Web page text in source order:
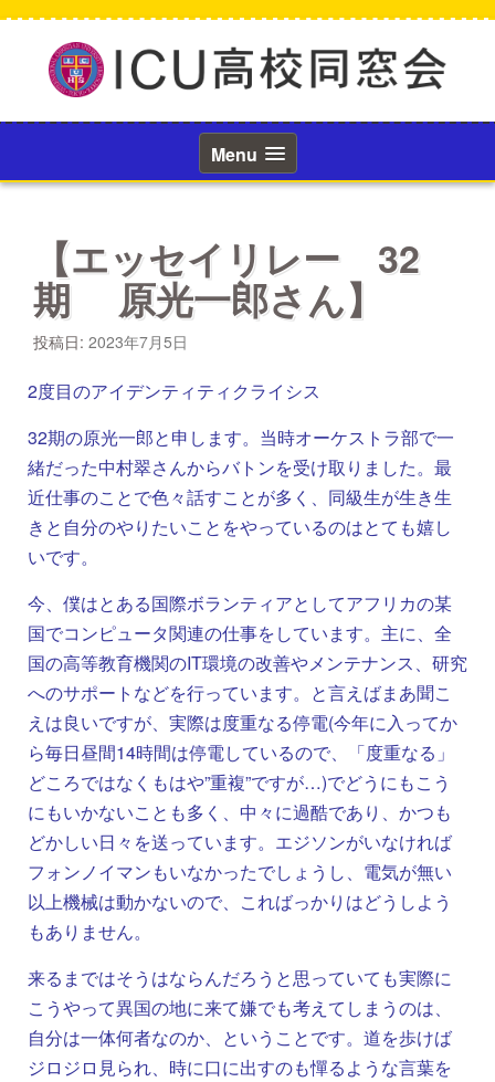
へ
ッ
Menu
【エッセイリレー 32
期 原光一郎さん】
投稿日: 2023年7月5日
2度目のアイデンティティクライシス
32期の原光一郎と申します。当時オーケストラ部で一
緒だった中村翠さんからバトンを受け取りました。最
近仕事のことで色々話すことが多く、同級生が生き生
きと自分のやりたいことをやっているのはとても嬉し
いです。
今、僕はとある国際ボランティアとしてアフリカの某
国でコンピュータ関連の仕事をしています。主に、全
国の高等教育機関のIT環境の改善やメンテナンス、研究
へのサポートなどを行っています。と言えばまあ聞こ
えは良いですが、実際は度重なる停電(今年に入ってか
ら毎日昼間14時間は停電しているので、「度重なる」
どころではなくもはや”重複”ですが…)でどうにもこう
にもいかないことも多く、中々に過酷であり、かつも
どかしい日々を送っています。エジソンがいなければ
フォンノイマンもいなかったでしょうし、電気が無い
以上機械は動かないので、こればっかりはどうしよう
もありません。
来るまではそうはならんだろうと思っていても実際に
こうやって異国の地に来て嫌でも考えてしまうのは、
自分は一体何者なのか、ということです。道を歩けば
ジロジロ見られ、時に口に出すのも憚るような言葉を